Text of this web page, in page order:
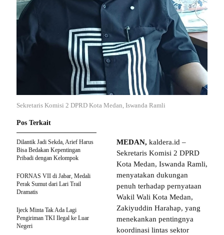
Sekretaris Komisi 2 DPRD Kota Medan, Iswanda Ramli
MEDAN, kaldera.id –
Sekretaris Komisi 2 DPRD
Kota Medan, Iswanda Ramli,
menyatakan dukungan
penuh terhadap pernyataan
Wakil Wali Kota Medan,
Zakiyuddin Harahap, yang
menekankan pentingnya
koordinasi lintas sektor
Pos Terkait
Dilantik Jadi Sekda, Arief Harus
Bisa Bedakan Kepentingan
Pribadi dengan Kelompok
FORNAS VII di Jabar, Medali
Perak Sumut dari Lari Trail
Dramatis
Ijeck Minta Tak Ada Lagi
Pengiriman TKI Ilegal ke Luar
Negeri